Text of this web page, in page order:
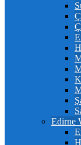
Edirne